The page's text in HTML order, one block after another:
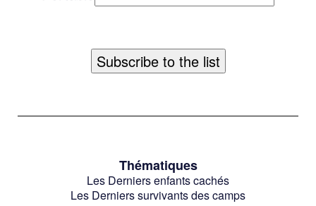
Thématiques
Les Derniers enfants cachés
Les Derniers survivants des camps